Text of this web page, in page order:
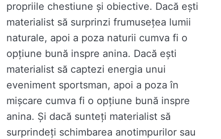
propriile chestiune și obiective. Dacă ești
materialist să surprinzi frumusețea lumii
naturale, apoi a poza naturii cumva fi o
opțiune bună inspre anina. Dacă ești
materialist să captezi energia unui
eveniment sportsman, apoi a poza în
mișcare cumva fi o opțiune bună inspre
anina. Și dacă sunteți materialist să
surprindeți schimbarea anotimpurilor sau